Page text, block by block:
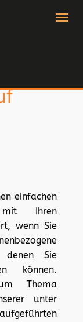
einfachen
Ihren
wenn Sie
Sie
können.
Thema
unter